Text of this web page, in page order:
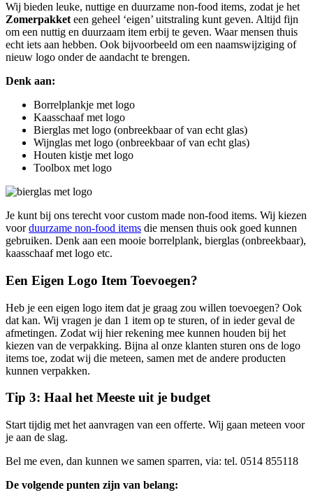
Wij bieden leuke, nuttige en duurzame non-food items, zodat je het
Zomerpakket een geheel ‘eigen’ uitstraling kunt geven. Altijd fijn
om een nuttig en duurzaam item erbij te geven. Waar mensen thuis
echt iets aan hebben. Ook bijvoorbeeld om een naamswijziging of
nieuw logo onder de aandacht te brengen.
Denk aan:
Borrelplankje met logo
Kaasschaaf met logo
Bierglas met logo (onbreekbaar of van echt glas)
Wijnglas met logo (onbreekbaar of van echt glas)
Houten kistje met logo
Toolbox met logo
Je kunt bij ons terecht voor custom made non-food items. Wij kiezen
voorduurzame non-food items die mensen thuis ook goed kunnen
gebruiken. Denk aan een mooie borrelplank, bierglas (onbreekbaar),
kaasschaaf met logo etc.
Een Eigen Logo Item Toevoegen?
Heb je een eigen logo item dat je graag zou willen toevoegen? Ook
dat kan. Wij vragen je dan 1 item op te sturen, of in ieder geval de
afmetingen. Zodat wij hier rekening mee kunnen houden bij het
kiezen van de verpakking. Bijna al onze klanten sturen ons de logo
items toe, zodat wij die meteen, samen met de andere producten
kunnen verpakken.
Tip 3: Haal het Meeste uit je budget
Start tijdig met het aanvragen van een offerte. Wij gaan meteen voor
je aan de slag.
Bel me even, dan kunnen we samen sparren, via: tel. 0514 855118
De volgende punten zijn van belang: